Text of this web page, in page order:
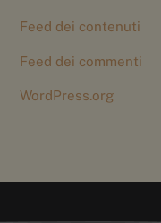
Feed dei contenuti
Feed dei commenti
WordPress.org